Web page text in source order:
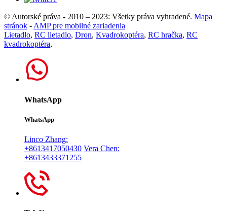
© Autorské práva - 2010 – 2023: Všetky práva vyhradené. Mapa
stránok -AMP pre mobilné zariadenia
Lietadlo, RC lietadlo, Dron, Kvadrokoptéra, RC hračka, RC
kvadrokoptéra,
WhatsApp
WhatsApp
Linco Zhang:
+8613417050430 Vera Chen:
+8613433371255